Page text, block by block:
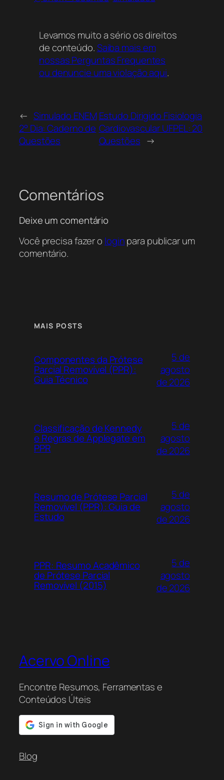
Levamos muito a sério os direitos
de conteúdo.Saiba mais em
nossas Perguntas Frequentes
ou denuncie uma violação aqui.
← Simulado ENEM
2° Dia: Caderno de
Questões
Estudo Dirigido Fisiologia
Cardiovascular UFPEL: 20
Questões →
Comentários
Deixe um comentário
Você precisa fazer o loginpara publicar um
comentário.
MAIS POSTS
Componentes da Prótese
Parcial Removível (PPR):
Guia Técnico
5 de
agosto
de 2026
Classificação de Kennedy
e Regras de Applegate em
PPR
5 de
agosto
de 2026
Resumo de Prótese Parcial
Removível (PPR): Guia de
Estudo
5 de
agosto
de 2026
PPR: Resumo Acadêmico
de Prótese Parcial
Removível (2015)
5 de
agosto
de 2026
Acervo Online
Encontre Resumos, Ferramentas e
Conteúdos Úteis
Blog